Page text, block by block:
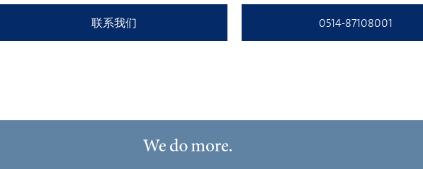
联系我们 0514-87108001